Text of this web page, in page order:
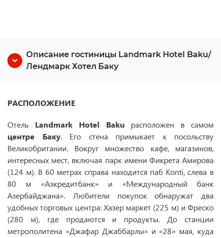
Описание гостиницы Landmark Hotel Baku/
Лендмарк Хотел Баку
РАСПОЛОЖЕНИЕ
Отель Landmark Hotel Baku расположен в самом
центре Баку. Его стена примыкает к посольству
Великобритании. Вокруг множество кафе, магазинов,
интересных мест, включая парк имени Фикрета Амирова
(124 м). В 60 метрах справа находится паб Konti, слева в
80 м «Азкредитбанк» и «Международный банк
Азербайджана». Любители покупок обнаружат два
удобных торговых центра: Хазер маркет (225 м) и Фреско
(280 м), где продаются и продукты. До станции
метрополитена «Джафар Джаббарлы» и «28» мая, куда